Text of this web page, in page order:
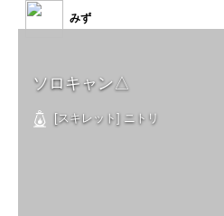
ソロキャン△
[スキレット] ニトリ
みず